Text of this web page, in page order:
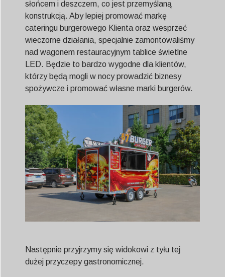
słońcem i deszczem, co jest przemyślaną
konstrukcją. Aby lepiej promować markę
cateringu burgerowego Klienta oraz wesprzeć
wieczorne działania, specjalnie zamontowaliśmy
nad wagonem restauracyjnym tablice świetlne
LED. Będzie to bardzo wygodne dla klientów,
którzy będą mogli w nocy prowadzić biznesy
spożywcze i promować własne marki burgerów.
Następnie przyjrzymy się widokowi z tyłu tej
dużej przyczepy gastronomicznej.